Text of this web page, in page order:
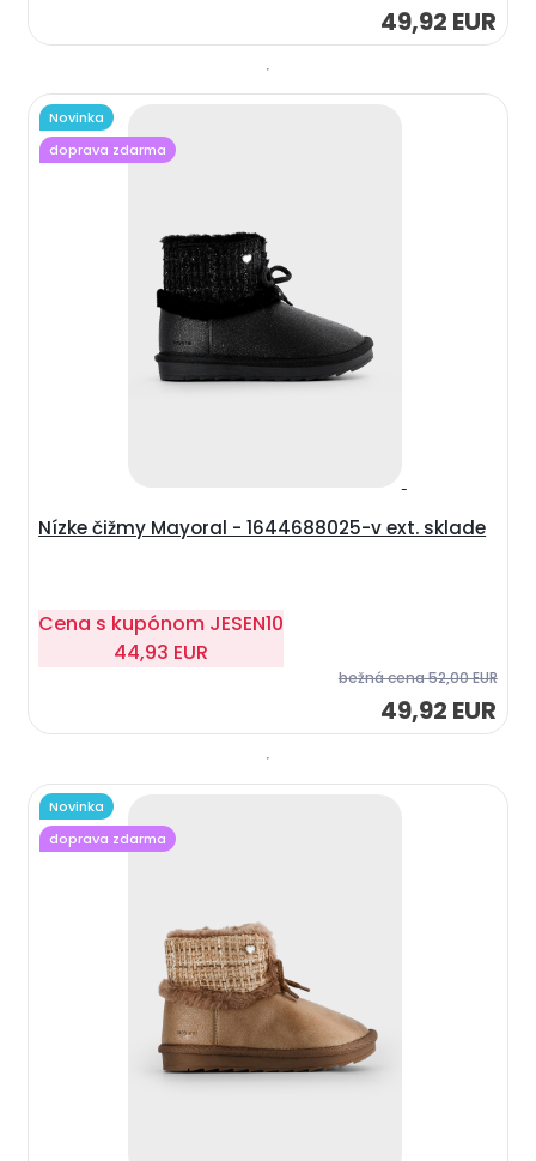
49,92 EUR
Nízke čižmy Mayoral - 1644688025-v ext. sklade
bežná cena52,00 EUR
49,92 EUR
Cena s kupónom JESEN10
44,93 EUR
Novinka
doprava zdarma
Novinka
doprava zdarma